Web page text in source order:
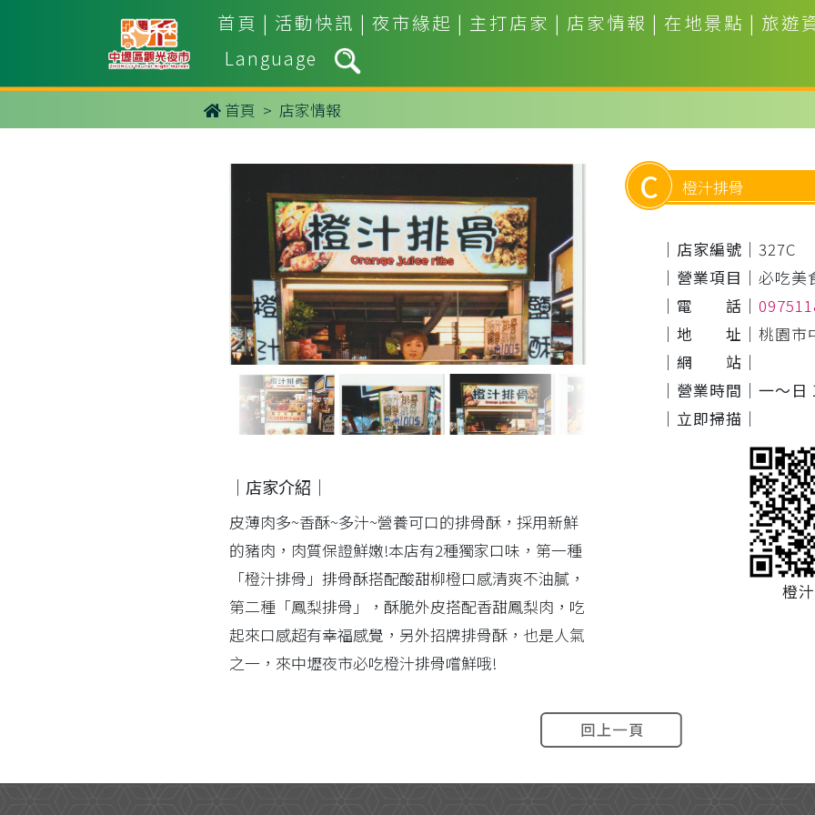
首頁 | 活動快訊 | 夜市緣起 | 主打店家 | 店家情報 | 在地景點 | 旅遊
Language
首頁 > 店家情報
｜店家介紹｜
皮薄肉多~香酥~多汁~營養可口的排骨酥，採用新鮮
的豬肉，肉質保證鮮嫩!本店有2種獨家口味，第一種
「橙汁排骨」排骨酥搭配酸甜柳橙口感清爽不油膩，
第二種「鳳梨排骨」，酥脆外皮搭配香甜鳳梨肉，吃
起來口感超有幸福感覺，另外招牌排骨酥，也是人氣
之一，來中壢夜市必吃橙汁排骨嚐鮮哦!
C 橙汁排骨
｜店家編號｜ 327C
｜營業項目｜ 必吃美
｜電 話｜
｜地 址｜ 桃園市
｜網 站｜
｜營業時間｜ 一～日
｜立即掃描｜
橙